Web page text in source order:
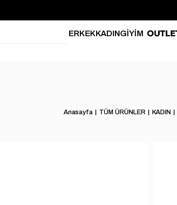
ERKEKKADINGİYİM
Anasayfa TÜM ÜRÜNLER KADIN